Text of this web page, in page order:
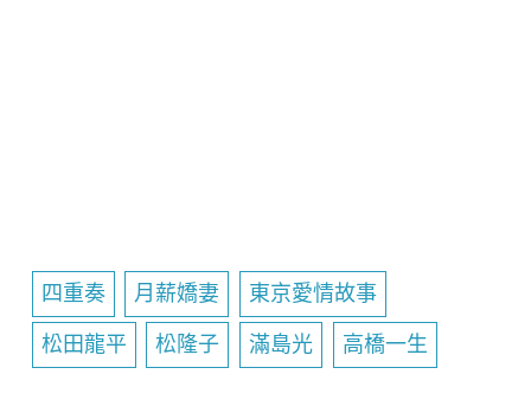
四重奏 月薪嬌妻 東京愛情故事
松田龍平 松隆子 滿島光 高橋一生